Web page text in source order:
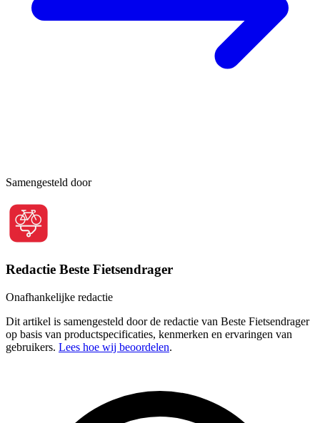
Samengesteld door
Redactie Beste Fietsendrager
Onafhankelijke redactie
Dit artikel is samengesteld door de redactie van Beste Fietsendrager
op basis van productspecificaties, kenmerken en ervaringen van
gebruikers. Lees hoe wij beoordelen.